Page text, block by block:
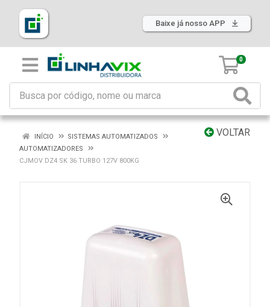
Baixe já nosso APP
0
VOLTAR
INÍCIO
SISTEMAS AUTOMATIZADOS
AUTOMATIZADORES
CJMOV DZ4 SK 36 TURBO 127V 800KG